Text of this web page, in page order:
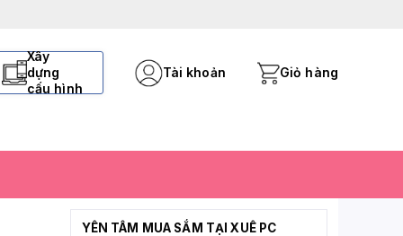
Xây
dựng
cấu hình
Tài khoản Giỏ hàng
YÊN TÂM MUA SẮM TẠI XUÊ PC